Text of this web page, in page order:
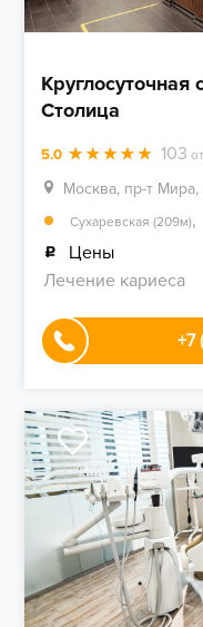
Круглосуточная
Столица
5.0 103
Москва, пр-т Мира,
Сухаревская (209м),
Цены
Лечение кариеса
+7